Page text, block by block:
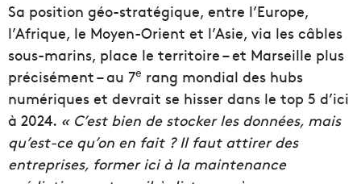
Sa position géo-stratégique, entre l’Europe,
l’Afrique, le Moyen-Orient et l’Asie, via les câbles
sous-marins, place le territoire – et Marseille plus
précisément – au 7e rang mondial des hubs
numériques et devrait se hisser dans le top 5 d’ici
à 2024. « C’est bien de stocker les données, mais
qu’est-ce qu’on en fait ? Il faut attirer des
entreprises, former ici à la maintenance